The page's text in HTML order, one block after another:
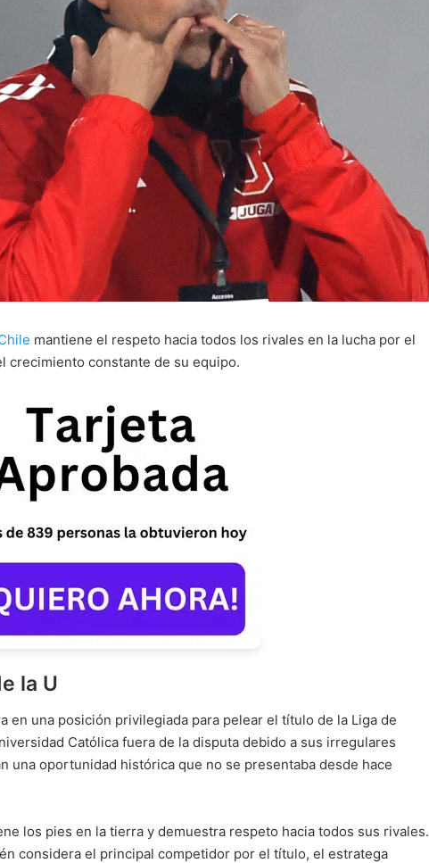
mantiene el respeto hacia todos los rivales en la lucha por el
crecimiento constante de su equipo.
la U
en una posición privilegiada para pelear el título de la Liga de
Católica fuera de la disputa debido a sus irregulares
una oportunidad histórica que no se presentaba desde hace
los pies en la tierra y demuestra respeto hacia todos sus rivales.
considera el principal competidor por el título, el estratega